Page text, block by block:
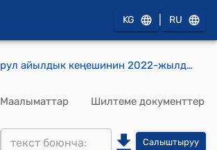
KG RU
Корул айылдык кеңешинин 2022-жылдын 22-декабрындагы № 16/2 " Корул айыл өкмөтүнүн жергиликтүү бюджетинин чыгаша бөлүгүнүн 2 жылга бекитилген сметасындагы үнөмдөлгөн беренелерден зарыл болгон кээ бир беренелерге жылдыруу жөнүндө" токтому
Маалыматтар Шилтеме документтер
Салыштыруу